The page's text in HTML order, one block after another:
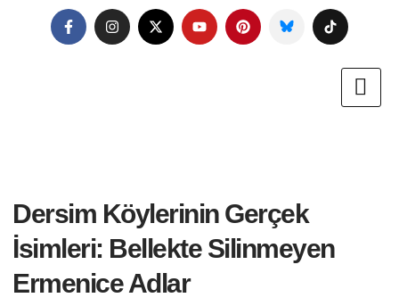
Dersim Köylerinin Gerçek
İsimleri: Bellekte Silinmeyen
Ermenice Adlar